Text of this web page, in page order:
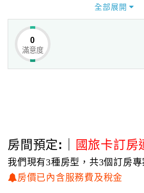
全部展開
0
滿意度
房間預定:｜ 國旅卡訂房
我們現有3種房型，共3個訂房專
房價已內含服務費及稅金